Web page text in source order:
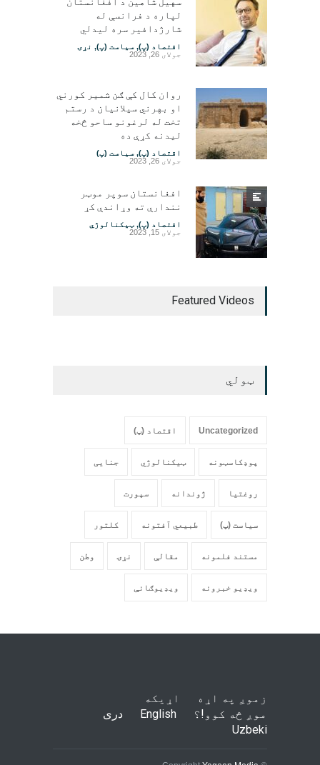
لپاره د فرانسې له
شارژدافیر سره لیدلي
اقتصاد (پ), سیاست (پ), نړۍ
جولای 26, 2023
روان کال کې ګن شمیر کورني
او بهرني سیلانیان د رستم
تخت له لرغونو ساحو څخه
لیدنه کړې ده
اقتصاد (پ), سیاست (پ)
جولای 26, 2023
افغانستان سوپر موټر
نندارې ته وړاندې کړ
اقتصاد (پ), ټیکنالوژي
جولای 15, 2023
Featured Videos
ټولي
Uncategorized اقتصاد (پ)
پوډکاسټونه ټیکنالوژي جنایی
روغتیا ژوندانه سپورت
سیاست (پ) طبیعي آفتونه کلتور
مستند فلمونه مقالې نړۍ وطن
ویډیو خبرونه ویډیوګانې
زموږ په اړه
اړیکه
موږ څه کوو!؟
English
دری
Uzbeki